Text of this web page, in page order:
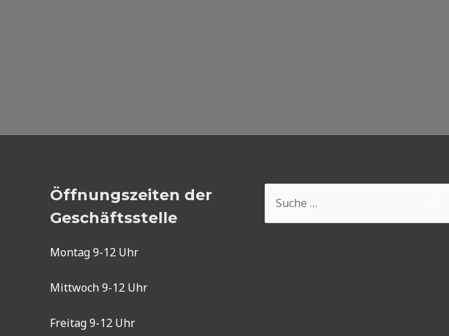
Öffnungszeiten der
Geschäftsstelle
Montag 9-12 Uhr
Mittwoch 9-12 Uhr
Freitag 9-12 Uhr
nach: